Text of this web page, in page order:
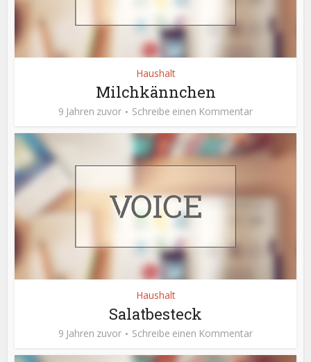
Haushalt
Milchkännchen
9 Jahren zuvor Schreibe einen Kommentar
Haushalt
Salatbesteck
9 Jahren zuvor Schreibe einen Kommentar